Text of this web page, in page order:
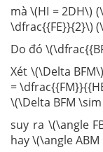
mà \(HI = 2DH\)
\dfrac{{FE}}{2}\)
Do đó
Xét \(\Delta
=
\(\Delta BFM
suy ra \(\angle
hay \(\angle